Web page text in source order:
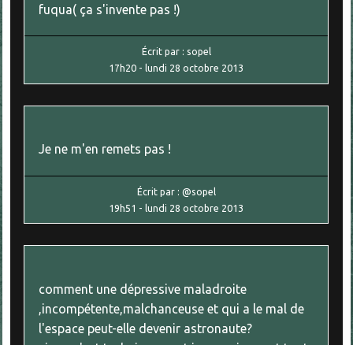
fuqua( ça s'invente pas !)
Écrit par : sopel
17h20 - lundi 28 octobre 2013
Je ne m'en remets pas !
Écrit par : @sopel
19h51 -lundi 28 octobre 2013
comment une dépressive maladroite
,incompétente,malchanceuse et qui a le mal de
l'espace peut-elle devenir astronaute?